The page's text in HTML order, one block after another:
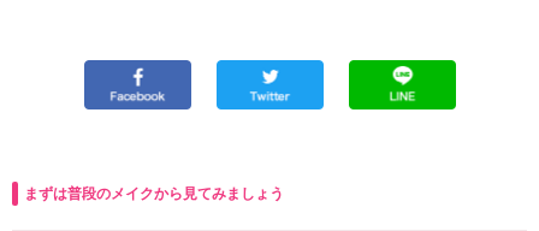
まずは普段のメイクから見てみましょう